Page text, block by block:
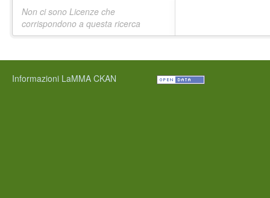
Non ci sono Licenze che
corrispondono a questa ricerca
Informazioni LaMMA CKAN